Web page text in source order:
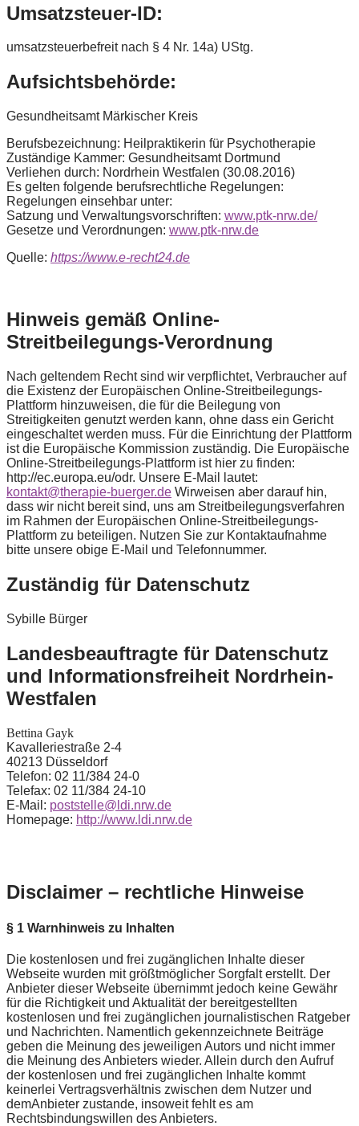
Umsatzsteuer-ID:
umsatzsteuerbefreit nach § 4 Nr. 14a) UStg.
Aufsichtsbehörde:
Gesundheitsamt Märkischer Kreis
Berufsbezeichnung: Heilpraktikerin für Psychotherapie
Zuständige Kammer: Gesundheitsamt Dortmund
Verliehen durch: Nordrhein Westfalen (30.08.2016)
Es gelten folgende berufsrechtliche Regelungen:
Regelungen einsehbar unter:
Satzung und Verwaltungsvorschriften: www.ptk-nrw.de/
Gesetze und Verordnungen: www.ptk-nrw.de
Quelle: https://www.e-recht24.de
Hinweis gemäß Online-
Streitbeilegungs-Verordnung
Nach geltendem Recht sind wir verpflichtet, Verbraucher auf
die Existenz der Europäischen Online-Streitbeilegungs-
Plattform hinzuweisen, die für die Beilegung von
Streitigkeiten genutzt werden kann, ohne dass ein Gericht
eingeschaltet werden muss. Für die Einrichtung der Plattform
ist die Europäische Kommission zuständig. Die Europäische
Online-Streitbeilegungs-Plattform ist hier zu finden:
http://ec.europa.eu/odr. Unsere E-Mail lautet:
kontakt@therapie-buerger.de Wirweisen aber darauf hin,
dass wir nicht bereit sind, uns am Streitbeilegungsverfahren
im Rahmen der Europäischen Online-Streitbeilegungs-
Plattform zu beteiligen. Nutzen Sie zur Kontaktaufnahme
bitte unsere obige E-Mail und Telefonnummer.
Zuständig für Datenschutz
Sybille Bürger
Landesbeauftragte für Datenschutz
und Informationsfreiheit Nordrhein-
Westfalen
Bettina Gayk
Kavalleriestraße 2-4
40213 Düsseldorf
Telefon: 02 11/384 24-0
Telefax: 02 11/384 24-10
E-Mail : poststelle@ldi.nrw.de
Homepage: http://www.ldi.nrw.de
Disclaimer – rechtliche Hinweise
§ 1 Warnhinweis zu Inhalten
Die kostenlosen und frei zugänglichen Inhalte dieser
Webseite wurden mit größtmöglicher Sorgfalt erstellt. Der
Anbieter dieser Webseite übernimmt jedoch keine Gewähr
für die Richtigkeit und Aktualität der bereitgestellten
kostenlosen und frei zugänglichen journalistischen Ratgeber
und Nachrichten. Namentlich gekennzeichnete Beiträge
geben die Meinung des jeweiligen Autors und nicht immer
die Meinung des Anbieters wieder. Allein durch den Aufruf
der kostenlosen und frei zugänglichen Inhalte kommt
keinerlei Vertragsverhältnis zwischen dem Nutzer und
demAnbieter zustande, insoweit fehlt es am
Rechtsbindungswillen des Anbieters.